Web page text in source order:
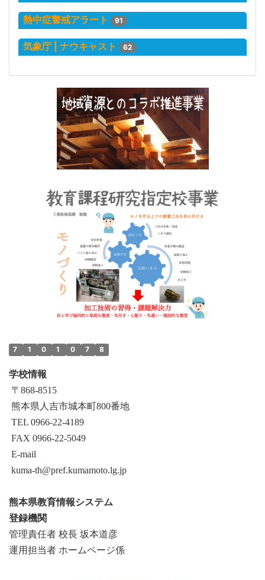
熱中症警戒アラート 91
気象庁 | ナウキャスト 62
7 1 0 1 0 7 8
学校情報
〒868‐8515
熊本県人吉市城本町800番地
TEL 0966-22-4189
FAX 0966-22-5049
E-mail
kuma-th@pref.kumamoto.lg.jp
熊本県教育情報システム
登録機関
管理責任者 校長 坂本道彦
運用担当者 ホームページ係